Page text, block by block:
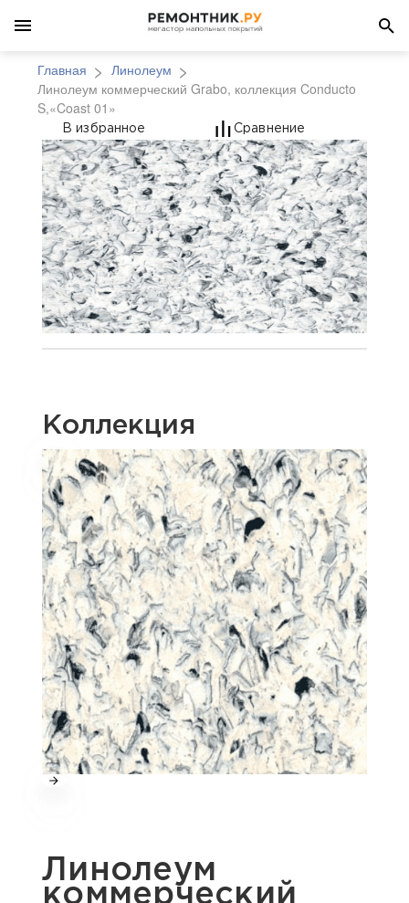
Главная
Линолеум
Линолеум коммерческий Grabo, коллекция Conducto
S,«Coast 01»
Линолеум
В избранное Сравнение
Коллекция
Линолеум
коммерческий